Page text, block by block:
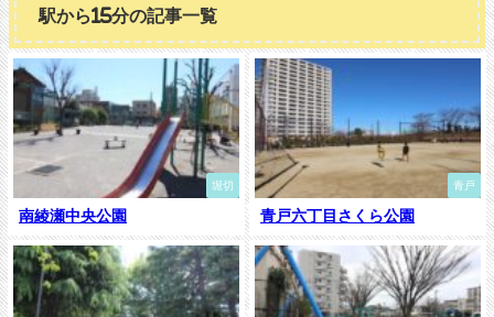
駅から15分の記事一覧
堀切
南綾瀬中央公園
青戸
青戸六丁目さくら公園